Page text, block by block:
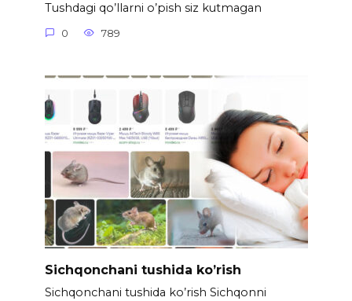
Tushdagi qo’llarni o’pish siz kutmagan
0 789
Sichqonchani tushida ko’rish
Sichqonchani tushida ko’rish Sichqonni